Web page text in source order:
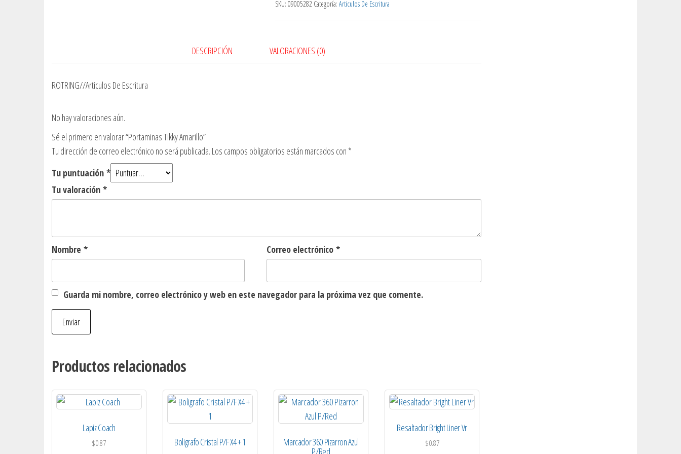
SKU: 09005282 Categoría: Articulos De Escritura
DESCRIPCIÓN VALORACIONES (0)
ROTRING//Articulos De Escritura
No hay valoraciones aún.
Sé el primero en valorar “Portaminas Tikky Amarillo”
Tu dirección de correo electrónico no será publicada. Los campos obligatorios están marcados con *
Tu puntuación *
Tu valoración *
Nombre * Correo electrónico *
Guarda mi nombre, correo electrónico y web en este navegador para la próxima vez que comente.
Productos relacionados
Lapiz Coach
$0.87 Boligrafo Cristal P/F X4 + 1 Marcador 360 Pizarron Azul
P/Red
Resaltador Bright Liner Vr
$0.87